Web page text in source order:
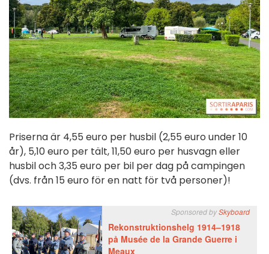
Priserna är 4,55 euro per husbil (2,55 euro under 10
år), 5,10 euro per tält, 11,50 euro per husvagn eller
husbil och 3,35 euro per bil per dag på campingen
(dvs. från 15 euro för en natt för två personer)!